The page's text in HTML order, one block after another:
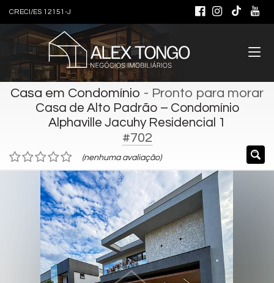
CRECI/ES 12151-J
Casa em Condomínio - Pronto para morar
Casa de Alto Padrão – Condomínio
Alphaville Jacuhy Residencial 1
#702
(nenhuma avaliação)